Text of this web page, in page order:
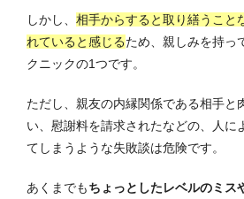
しかし、 相手からすると取り繕うこと
れていると感じるため、親しみを持っ
クニックの1つです。
ただし、親友の内縁関係である相手と
い、慰謝料を請求されたなどの、人に
てしまうような失敗談は危険です。
あくまでもちょっとしたレベルのミス